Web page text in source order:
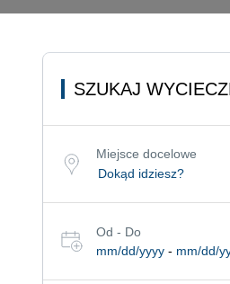
SZUKAJ
Miejsce docelowe
Od - Do
mm/dd/yyyy - mm/dd/